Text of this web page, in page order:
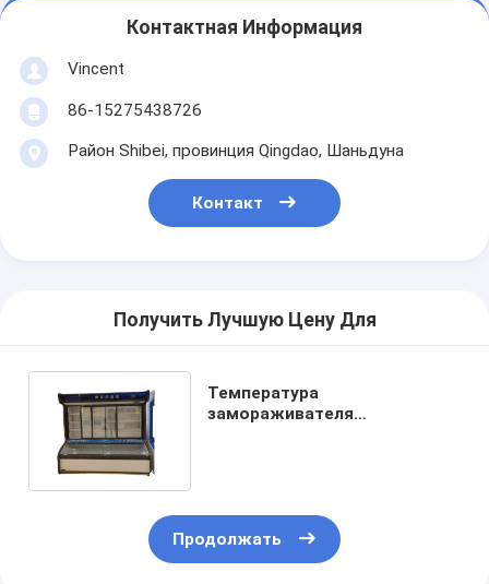
Контактная Информация
Vincent
86-15275438726
Район Shibei, провинция Qingdao, Шаньдуна
Контакт
Получить Лучшую Цену Для
Температура
замораживателя
Продолжать